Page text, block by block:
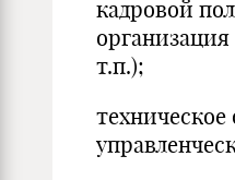
кадровой
т.п.);
техническое